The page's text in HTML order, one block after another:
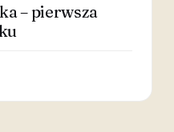
– pierwsza